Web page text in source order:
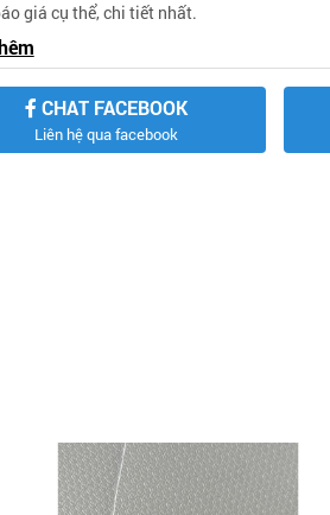
giá cụ thể, chi tiết nhất.
CHAT FACEBOOK
Liên hệ qua facebook